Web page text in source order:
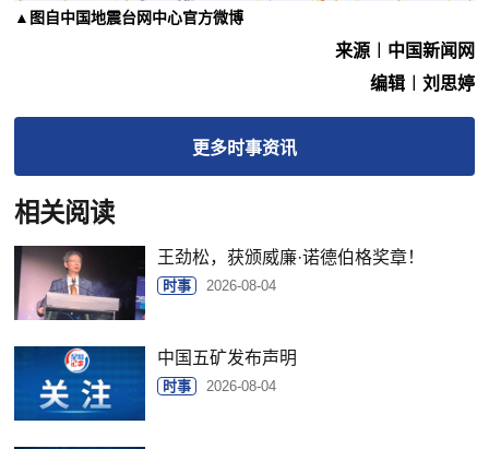
▲ 图自中国地震台网中心官方微博
来源︱中国新闻网
编辑︱刘思婷
更多时事资讯
相关阅读
王劲松，获颁威廉·诺德伯格奖章！
时事 2026-08-04
中国五矿发布声明
时事 2026-08-04